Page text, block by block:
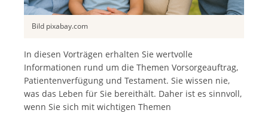
Bild pixabay.com
In diesen Vorträgen erhalten Sie wertvolle
Informationen rund um die Themen Vorsorgeauftrag,
Patientenverfügung und Testament. Sie wissen nie,
was das Leben für Sie bereithält. Daher ist es sinnvoll,
wenn Sie sich mit wichtigen Themen